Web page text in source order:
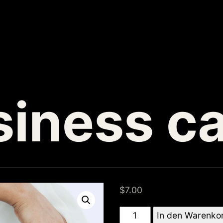
$7.00
Business In den